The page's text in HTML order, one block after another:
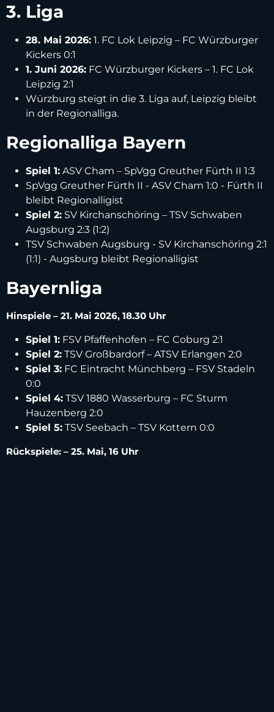
3. Liga
28. Mai 2026: 1. FC Lok Leipzig – FC Würzburger
Kickers 0:1
1. Juni 2026: FC Würzburger Kickers – 1. FC Lok
Leipzig 2:1
Würzburg steigt in die 3. Liga auf, Leipzig bleibt
in der Regionalliga.
Regionalliga Bayern
Spiel 1: ASV Cham – SpVgg Greuther Fürth II 1:3
SpVgg Greuther Fürth II - ASV Cham 1:0 - Fürth II
bleibt Regionalligist
Spiel 2: SV Kirchanschöring – TSV Schwaben
Augsburg 2:3 (1:2)
TSV Schwaben Augsburg - SV Kirchanschöring 2:1
(1:1) - Augsburg bleibt Regionalligist
Bayernliga
Hinspiele – 21. Mai 2026, 18.30 Uhr
Spiel 1: FSV Pfaffenhofen – FC Coburg 2:1
Spiel 2: TSV Großbardorf – ATSV Erlangen 2:0
Spiel 3: FC Eintracht Münchberg – FSV Stadeln
0:0
Spiel 4: TSV 1880 Wasserburg – FC Sturm
Hauzenberg 2:0
Spiel 5: TSV Seebach – TSV Kottern 0:0
Rückspiele: – 25. Mai, 16 Uhr